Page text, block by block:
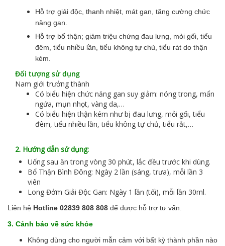
Hỗ trợ giải độc, thanh nhiệt, mát gan, tăng cường chức
năng gan.
Hỗ trợ bổ thận; giảm triệu chứng đau lưng, mỏi gối, tiểu
đêm, tiểu nhiều lần, tiểu không tự chủ, tiểu rát do thận
kém.
Đối tượng sử dụng
Nam giới trưởng thành
Có biểu hiện chức năng gan suy giảm: nóng trong, mẩn
ngứa, mụn nhọt, vàng da,…
Có biểu hiện thận kém như bị đau lưng, mỏi gối, tiểu
đêm, tiểu nhiều lần, tiểu không tự chủ, tiểu rắt,…
2. Hướng dẫn sử dụng:
Uống sau ăn trong vòng 30 phút, lắc đều trước khi dùng.
Bổ Thận Bình Đông: Ngày 2 lần (sáng, trưa), mỗi lần 3
viên
Long Đởm Giải Độc Gan: Ngày 1 lần (tối), mỗi lần 30ml.
Liên hệ Hotline 02839 808 808 để được hỗ trợ tư vấn.
3. Cảnh báo về sức khỏe
Không dùng cho người mẫn cảm với bất kỳ thành phần nào